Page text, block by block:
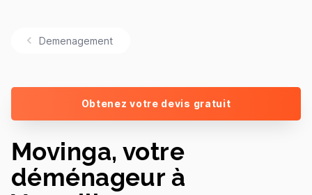
Demenagement
Obtenez votre devis gratuit
Movinga, votre
déménageur à